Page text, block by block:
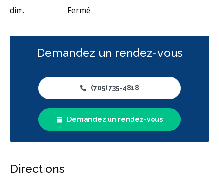
dim.
Fermé
Demandez un rendez-vous
(705) 735-4818
Demandez un rendez-vous
Directions